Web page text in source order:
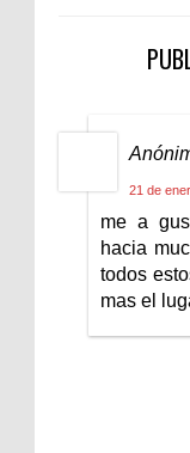
21 de
me a
hacia
todos
mas el